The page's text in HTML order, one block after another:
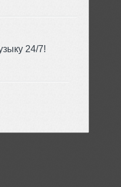
24/7!